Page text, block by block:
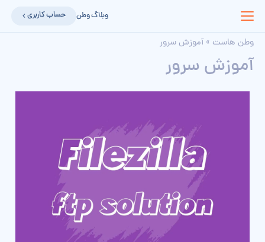
وبلاگ وطن حساب کاربری
وطن هاست » آموزش سرور
آموزش سرور